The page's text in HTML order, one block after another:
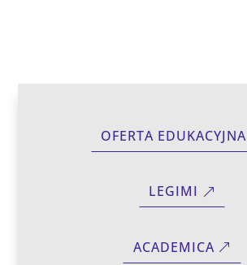
OFERTA EDUKACYJNA
LEGIMI
ACADEMICA